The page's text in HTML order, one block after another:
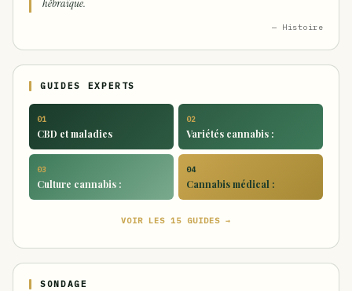
hébraïque.
— Histoire
GUIDES EXPERTS
01
CBD et maladies
02
Variétés cannabis :
03
Culture cannabis :
04
Cannabis médical :
VOIR LES 15 GUIDES →
SONDAGE